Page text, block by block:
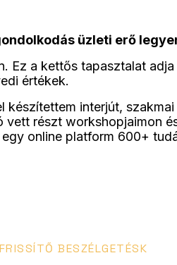
üzleti erő
a kettős tapasztalat
értékek.
interjút,
részt workshopjaimon
online platform 600+
BESZÉLGETÉSK